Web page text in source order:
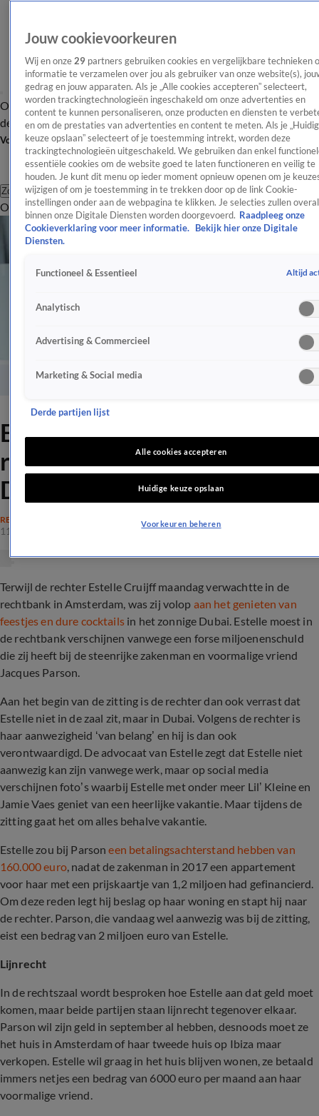
OverzichtAfleveringen Entertainment TV Algemeen
Tip
de redactieNieuwsbrief
Volg Shownieuws
Zoeken
OverzichtEntertainmentSpraakmakendRealityCrimeVideo's
Estelle Cruijff mist
rechtszaak vanwege werk in
Dubai, rechter is verbaasd
RECHTSZAKEN
11 jan 2021, 18:08
Terwijl de rechter Estelle Cruijff maandag verwachtte in de
rechtbank in Amsterdam, was zij volop aan het genieten van
feestjes en dure cocktailsin het zonnige Dubai. Estelle moest in
de rechtbank verschijnen vanwege een forse miljoenenschuld
die zij heeft bij de steenrijke zakenman en voormalige vriend
Jacques Parson.
Aan het begin van de zitting is de rechter dan ook verrast dat
Estelle niet in de zaal zit, maar in Dubai. Volgens de rechter is
haar aanwezigheid ‘van belang’ en hij is dan ook
verontwaardigd. De advocaat van Estelle zegt dat Estelle niet
aanwezig kan zijn vanwege werk, maar op social media
verschijnen foto’s waarbij Estelle met onder meer Lil’ Kleine en
Jamie Vaes geniet van een heerlijke vakantie. Maar tijdens de
zitting gaat het om alles behalve vakantie.
Estelle zou bij Parsoneen betalingsachterstand hebben van
160.000 euro, nadat de zakenman in 2017 een appartement
voor haar met een prijskaartje van 1,2 miljoen had gefinancierd.
Om deze reden legt hij beslag op haar woning en stapt hij naar
de rechter. Parson, die vandaag wel aanwezig was bij de zitting,
eist een bedrag van 2 miljoen euro van Estelle.
Lijnrecht
In de rechtszaal wordt besproken hoe Estelle aan dat geld moet
komen, maar beide partijen staan lijnrecht tegenover elkaar.
Parson wil zijn geld in september al hebben, desnoods moet ze
het huis in Amsterdam of haar tweede huis op Ibiza maar
verkopen. Estelle wil graag in het huis blijven wonen, ze betaald
immers netjes een bedrag van 6000 euro per maand aan haar
voormalige vriend.
Jouw cookievoorkeuren
Wij en onze 29 partners gebruiken cookies en vergelijkbare technieken
informatie te verzamelen over jou als gebruiker van onze website(s),
gedrag en jouw apparaten. Als je „Alle cookies accepteren” selecteert,
worden trackingtechnologieën ingeschakeld om onze advertenties en
content te kunnen personaliseren, onze producten en diensten te
en om de prestaties van advertenties en content te meten. Als je
keuze opslaan” selecteert of je toestemming intrekt, worden deze
trackingtechnologieën uitgeschakeld. We gebruiken dan enkel
essentiële cookies om de website goed te laten functioneren en veilig te
houden. Je kunt dit menu op ieder moment opnieuw openen om je
wijzigen of om je toestemming in te trekken door op de link Cookie-
instellingen onder aan de webpagina te klikken. Je selecties zullen overal
binnen onze Digitale Diensten worden doorgevoerd. Raadpleeg onze
Cookieverklaring voor meer informatie.
Bekijk hier onze Digitale
Diensten.
Functioneel & Essentieel Altijd
Analytisch
Advertising & Commercieel
Marketing & Social media
Derde partijen lijst
Alle cookies accepteren
Huidige keuze opslaan
Voorkeuren beheren